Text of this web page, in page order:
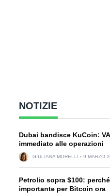
NOTIZIE
Dubai bandisce KuCoin:
immediato alle operazioni
GIULIANA MORELLI 9 MARZO
Petrolio sopra $100:
importante per Bitcoin ora